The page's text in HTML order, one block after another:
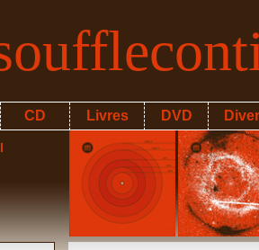
CD Livres DVD